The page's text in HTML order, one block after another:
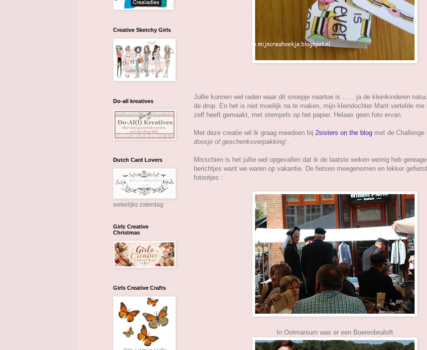
Jullie kunnen wel raden waar dit snoepje naartoe is ...... ja de kleinkinderen
de drop. En het is niet moeilijk na te maken, mijn kleindochter Marit vertelde me
zelf heeft gemaakt, met stempels op het papier. Helaas geen foto ervan.
Met deze creatie wil ik graag meedoen bij 2sisters on the blog met de Challenge '
doosje of geschenksverpakking' .
Misschien is het jullie wel opgevallen dat ik de laatste weken weinig heb
berichtjes want we waren op vakantie. De fietsen meegenomen en lekker
fotootjes :
In Ootmarsum was er een Boerenbruiloft
Creative Sketchy Girls
Do-all kreatives
Dutch Card Lovers
wekelijks zaterdag
Girlz Creative
Christmas
Girls Creative Crafts